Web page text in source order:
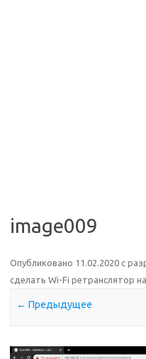
image009
Опубликовано 11.02.2020 с
сделать Wi-Fi ретранслятор
← Предыдущее